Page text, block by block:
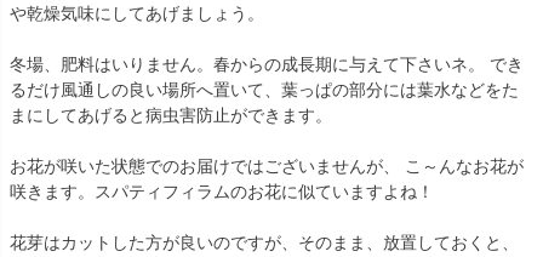
や乾燥気味にしてあげましょう。
冬場、肥料はいりません。春からの成長期に与えて下さいネ。 でき
るだけ風通しの良い場所へ置いて、葉っぱの部分には葉水などをた
まにしてあげると病虫害防止ができます。
お花が咲いた状態でのお届けではございませんが、 こ～んなお花が
咲きます。スパティフィラムのお花に似ていますよね！
花芽はカットした方が良いのですが、そのまま、放置しておくと、